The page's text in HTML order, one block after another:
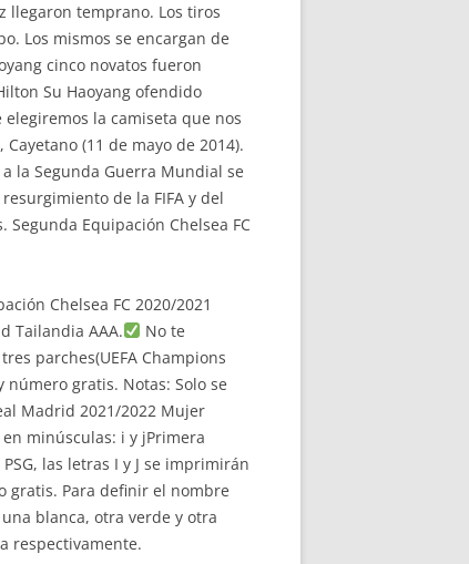
llegaron temprano. Los tiros
Los mismos se encargan de
cinco novatos fueron
Su Haoyang ofendido
la camiseta que nos
(11 de mayo de 2014).
la Segunda Guerra Mundial se
de la FIFA y del
Equipación Chelsea FC
Chelsea FC 2020/2021
Tailandia AAA.
No te
parches(UEFA Champions
número gratis. Notas: Solo se
Madrid 2021/2022 Mujer
minúsculas: i y jPrimera
las letras I y J se imprimirán
gratis. Para definir el nombre
blanca, otra verde y otra
respectivamente.